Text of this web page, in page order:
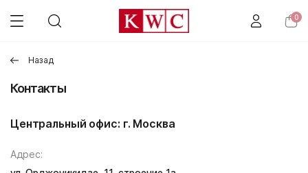
0
Назад
Контакты
Центральный офис: г. Москва
Адрес: